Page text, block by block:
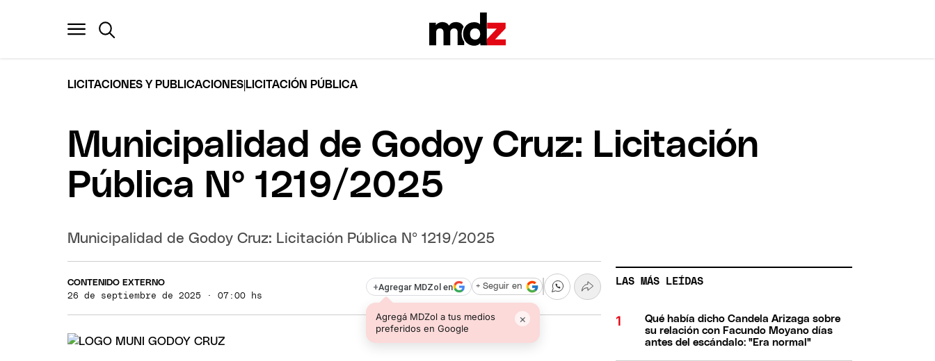
LICITACIONES Y PUBLICACIONES LICITACIÓN PÚBLICA
Municipalidad de Godoy Cruz: Licitación
Pública Nº 1219/2025
Municipalidad de Godoy Cruz: Licitación Pública Nº 1219/2025
CONTENIDO EXTERNO
26 de septiembre de 2025 · 07:00 hs
+Agregar MDZol en
Agregá MDZol a tus medios
preferidos en Google
×
+ Seguir en LAS MÁS LEÍDAS
Qué había dicho Candela Arizaga sobre
su relación con Facundo Moyano días
antes del escándalo: "Era normal"